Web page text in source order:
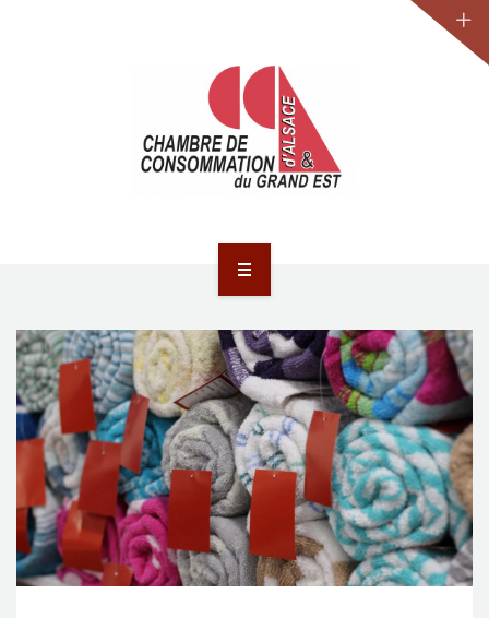
ACTUALITÉS
JURIDIQUE
LA CCA-GE
NOS ACTIONS
CONTACT